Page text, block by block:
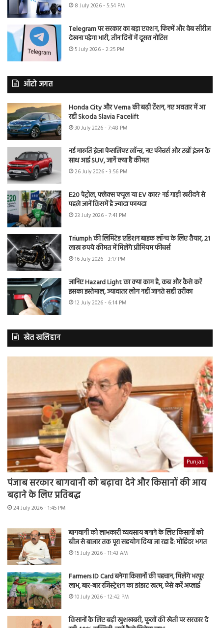
8 July 2026 - 5:54 PM
Telegram पर सरकार का बड़ा एक्शन, फिल्में और वेब सीरीज
देखना पड़ेगा भारी, तीन दिनों में दूसरा नोटिस
5 July 2026 - 2:25 PM
ऑटो जगत
Honda City और Verna की बढ़ी टेंशन, नए अवतार में आ
रही Skoda Slavia Facelift
30 July 2026 - 7:48 PM
नई मारुति ब्रेजा फेसलिफ्ट लॉन्च, नए फीचर्स और टर्बो इंजन के
साथ आई SUV, जानें क्या है कीमत
26 July 2026 - 3:56 PM
E20 पेट्रोल, फ्लेक्स फ्यूल या EV कार? नई गाड़ी खरीदने से
पहले जानें किसमें है ज्यादा फायदा
23 July 2026 - 7:41 PM
Triumph की लिमिटेड एडिशन बाइक लॉन्च के लिए तैयार, 21
लाख रुपये कीमत में मिलेंगे प्रीमियम फीचर्स
16 July 2026 - 3:17 PM
जानिए Hazard Light का क्या काम है, कब और कैसे करें
इसका इस्तेमाल, ज्यादातर लोग नहीं जानते सही तरीका
12 July 2026 - 6:14 PM
खेत खलिहान
Punjab
पंजाब सरकार बागवानी को बढ़ावा देने और किसानों की आय
बढ़ाने के लिए प्रतिबद्ध
24 July 2026 - 1:45 PM
बागवानी को लाभकारी व्यवसाय बनाने के लिए किसानों को
बीज से बाजार तक पूरा सहयोग दिया जा रहा है: मोहिंदर भगत
15 July 2026 - 11:43 AM
Farmers ID Card बनेगा किसानों की पहचान, मिलेंगे भरपूर
लाभ, बार-बार रजिस्ट्रेशन का झंझट खत्म, ऐसे करें अप्लाई
10 July 2026 - 12:42 PM
किसानों के लिए बड़ी खुशखबरी, फूलों की खेती पर सरकार दे